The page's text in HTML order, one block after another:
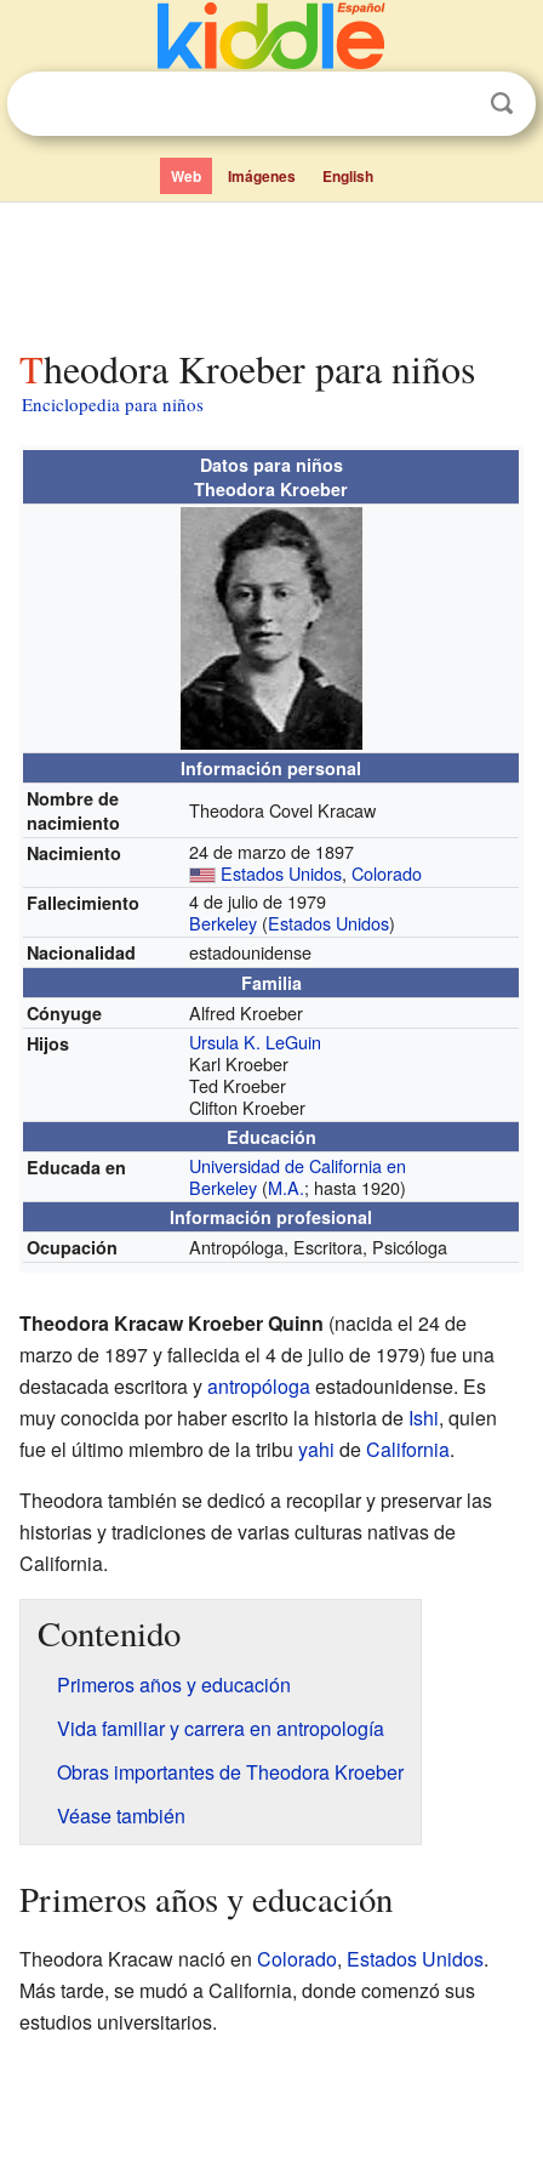
Web Imágenes English
Theodora Kroeber para niños
Enciclopedia para niños
Datos para niños
Theodora Kroeber
Información personal
Nombre de
nacimiento
Theodora Covel Kracaw
Nacimiento
24 de marzo de 1897
Estados Unidos,Colorado
Fallecimiento
4 de julio de 1979
Berkeley (Estados Unidos)
Nacionalidad estadounidense
Familia
Cónyuge
Alfred Kroeber
Hijos
Ursula K. LeGuin
Karl Kroeber
Ted Kroeber
Clifton Kroeber
Educación
Educada en
Universidad de California en
Berkeley (M.A.; hasta 1920)
Información profesional
Ocupación
Antropóloga, Escritora, Psicóloga
Theodora Kracaw Kroeber Quinn (nacida el 24 de
marzo de 1897 y fallecida el 4 de julio de 1979) fue una
destacada escritora yantropólogaestadounidense. Es
muy conocida por haber escrito la historia de Ishi, quien
fue el último miembro de la tribu yahi deCalifornia.
Theodora también se dedicó a recopilar y preservar las
historias y tradiciones de varias culturas nativas de
California.
Contenido
Primeros años y educación
Vida familiar y carrera en antropología
Obras importantes de Theodora Kroeber
Véase también
Primeros años y educación
Theodora Kracaw nació en Colorado, Estados Unidos.
Más tarde, se mudó a California, donde comenzó sus
estudios universitarios.